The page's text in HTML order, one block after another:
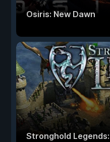
Osiris: New Dawn
Stronghold